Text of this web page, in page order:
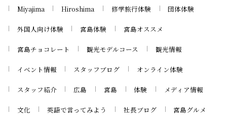
Miyajima Hiroshima 修学旅行体験 団体体験
外国人向け体験 宮島体験 宮島オススメ
宮島チョコレート 観光モデルコース 観光情報
イベント情報 スタッフブログ オンライン体験
スタッフ紹介 広島 宮島 体験 メディア情報
文化 英語で言ってみよう 社長ブログ 宮島グルメ